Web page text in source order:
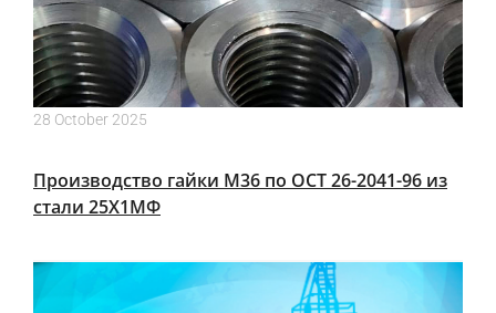
28 October 2025
Производство гайки М36 по ОСТ 26-2041-96 из
стали 25Х1МФ